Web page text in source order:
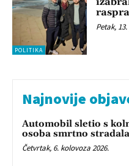
POLITIKA
Petak,
Najnovije
Automobil sletio s
osoba smrtno stradala
Četvrtak, 6. kolovoza 2026.